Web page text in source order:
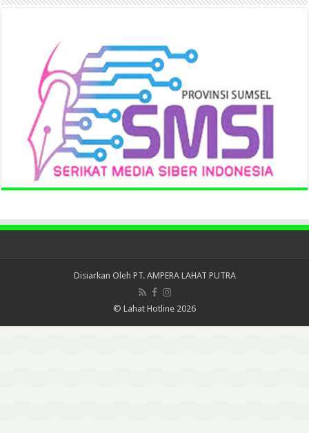
Disiarkan Oleh PT. AMPERA LAHAT PUTRA
© Lahat Hotline 2026